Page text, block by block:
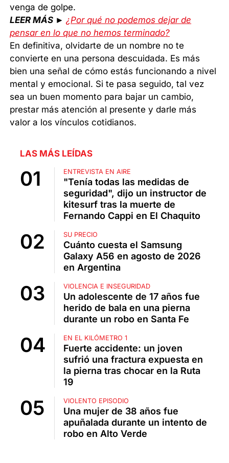
venga de golpe.
LEER MÁS ►¿Por qué no podemos dejar de
pensar en lo que no hemos terminado?
En definitiva, olvidarte de un nombre no te
convierte en una persona descuidada. Es más
bien una señal de cómo estás funcionando a nivel
mental y emocional. Si te pasa seguido, tal vez
sea un buen momento para bajar un cambio,
prestar más atención al presente y darle más
valor a los vínculos cotidianos.
LAS MÁS LEÍDAS
ENTREVISTA EN AIRE
"Tenía todas las medidas de
seguridad", dijo un instructor de
kitesurf tras la muerte de
Fernando Cappi en El Chaquito
SU PRECIO
Cuánto cuesta el Samsung
Galaxy A56 en agosto de 2026
en Argentina
VIOLENCIA E INSEGURIDAD
Un adolescente de 17 años fue
herido de bala en una pierna
durante un robo en Santa Fe
EN EL KILÓMETRO 1
Fuerte accidente: un joven
sufrió una fractura expuesta en
la pierna tras chocar en la Ruta
19
VIOLENTO EPISODIO
Una mujer de 38 años fue
apuñalada durante un intento de
robo en Alto Verde